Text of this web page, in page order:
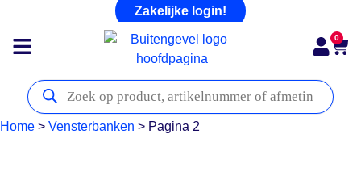
Zakelijke login!
0
Home > Vensterbanken > Pagina 2